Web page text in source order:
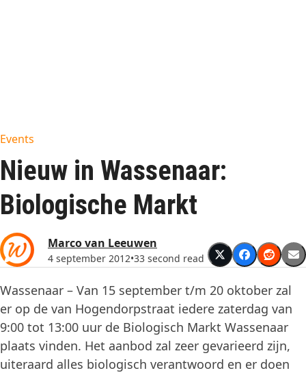
Events
Nieuw in Wassenaar:
Biologische Markt
Marco van Leeuwen
4 september 2012•33 second read
Wassenaar – Van 15 september t/m 20 oktober zal
er op de van Hogendorpstraat iedere zaterdag van
9:00 tot 13:00 uur de Biologisch Markt Wassenaar
plaats vinden. Het aanbod zal zeer gevarieerd zijn,
uiteraard alles biologisch verantwoord en er doen